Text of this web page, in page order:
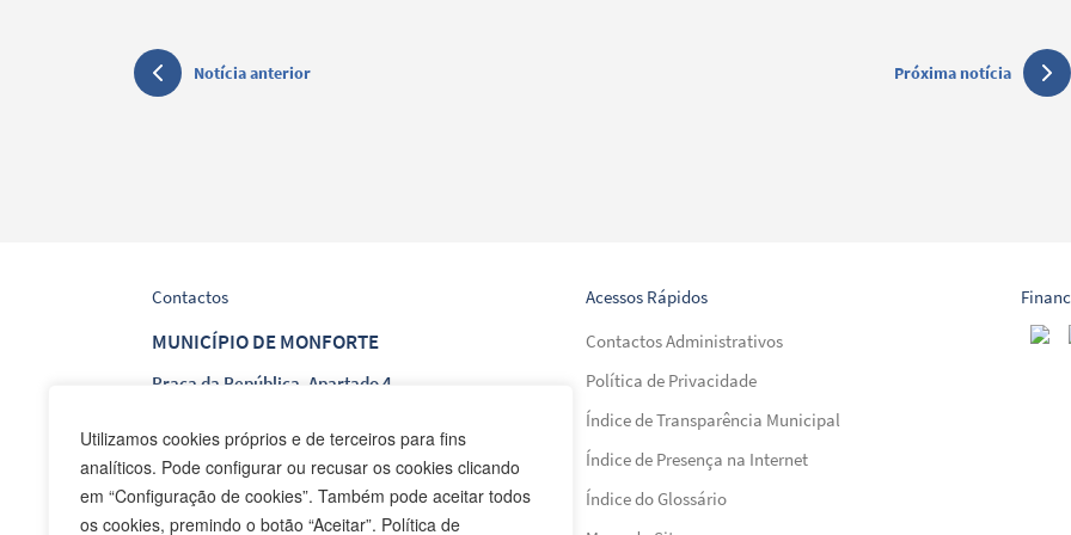
Utilizamos cookies próprios e de terceiros para fins
analíticos. Pode configurar ou recusar os cookies clicando
em “Configuração de cookies”. Também pode aceitar todos
os cookies, premindo o botão “Aceitar”. Política de
Notícia anterior Próxima notícia
Contactos
MUNICÍPIO DE MONFORTE
Praça da República, Apartado 4
T.245 578 060 (Chamada para a Rede Fixa Nacional)
F.245 578 069 (Chamada para a Rede Fixa Nacional)
Acessos Rápidos
Contactos Administrativos
Política de Privacidade
Índice de Transparência Municipal
Índice de Presença na Internet
Índice do Glossário